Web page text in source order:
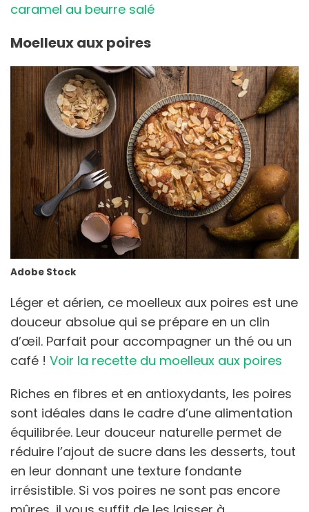
caramel au beurre salé
Moelleux aux poires
Adobe Stock
Léger et aérien, ce moelleux aux poires est une
douceur absolue qui se prépare en un clin
d’œil. Parfait pour accompagner un thé ou un
café ! Voir la recette du moelleux aux poires
Riches en fibres et en antioxydants, les poires
sont idéales dans le cadre d’une alimentation
équilibrée. Leur douceur naturelle permet de
réduire l’ajout de sucre dans les desserts, tout
en leur donnant une texture fondante
irrésistible. Si vos poires ne sont pas encore